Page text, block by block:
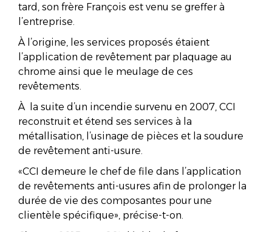
tard, son frère François est venu se greffer à
l’entreprise.
À l’origine, les services proposés étaient
l’application de revêtement par plaquage au
chrome ainsi que le meulage de ces
revêtements.
À la suite d’un incendie survenu en 2007, CCI
reconstruit et étend ses services à la
métallisation, l’usinage de pièces et la soudure
de revêtement anti-usure.
«CCI demeure le chef de file dans l’application
de revêtements anti-usures afin de prolonger la
durée de vie des composantes pour une
clientèle spécifique», précise-t-on.